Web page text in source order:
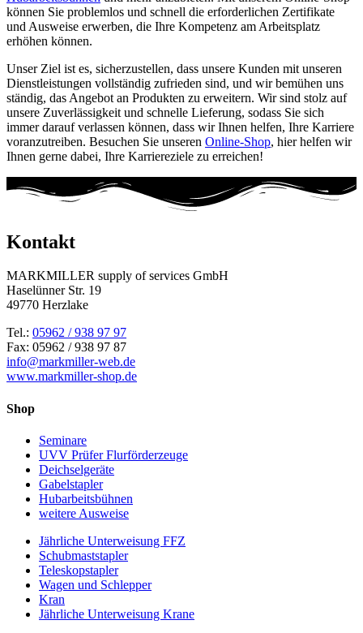
können Sie problemlos und schnell die erforderlichen Zertifikate
und Ausweise erwerben, die Ihre Kompetenz am Arbeitsplatz
erhöhen können.
Unser Ziel ist es, sicherzustellen, dass unsere Kunden mit unseren
Dienstleistungen vollständig zufrieden sind, und wir bemühen uns
ständig, das Angebot an Produkten zu erweitern. Wir sind stolz auf
unsere Zuverlässigkeit und schnelle Lieferung, sodass Sie sich
immer darauf verlassen können, dass wir Ihnen helfen, Ihre Karriere
voranzutreiben. Besuchen Sie unseren Online-Shop, hier helfen wir
Ihnen gerne dabei, Ihre Karriereziele zu erreichen!
Kontakt
MARKMILLER supply of services GmbH
Haselünner Str. 19
49770 Herzlake
Tel.: 05962 / 938 97 97
Fax: 05962 / 938 97 87
info@markmiller-web.de
www.markmiller-shop.de
Shop
Seminare
UVV Prüfer Flurförderzeuge
Deichselgeräte
Gabelstapler
Hubarbeitsbühnen
weitere Ausweise
Jährliche Unterweisung FFZ
Schubmaststapler
Teleskopstapler
Wagen und Schlepper
Kran
Jährliche Unterweisung Krane